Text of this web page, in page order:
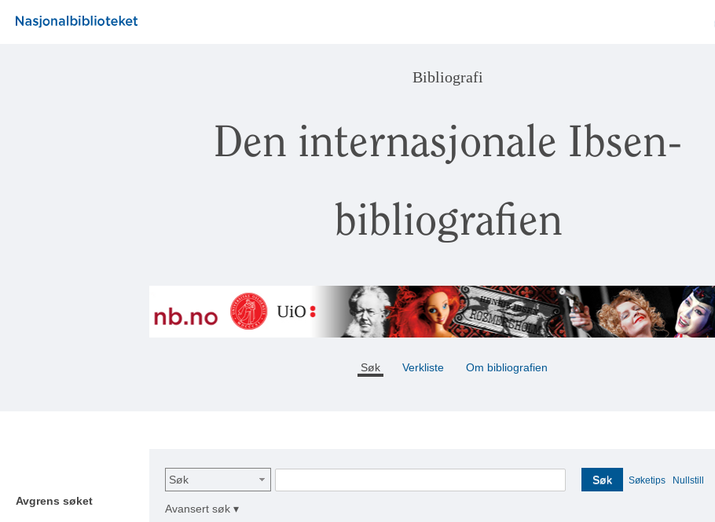
Bibliografi
Den internasjonale Ibsen-
bibliografien
Søk Verkliste Om bibliografien
Avgrens søket
Søk Søk Søketips Nullstill
Avansert søk ▾